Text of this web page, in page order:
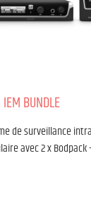
BUNDLE
de surveillance
avec 2 x Bodpack